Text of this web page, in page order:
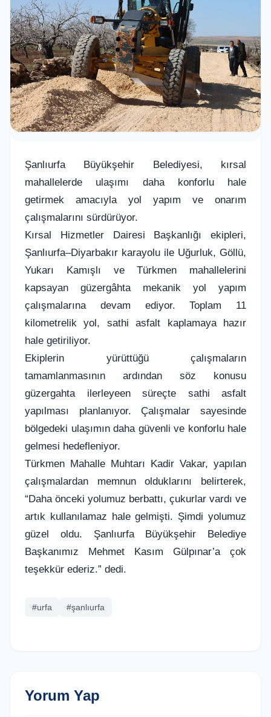
Şanlıurfa Büyükşehir Belediyesi, kırsal
mahallelerde ulaşımı daha konforlu hale
getirmek amacıyla yol yapım ve onarım
çalışmalarını sürdürüyor.
Kırsal Hizmetler Dairesi Başkanlığı ekipleri,
Şanlıurfa–Diyarbakır karayolu ile Uğurluk, Göllü,
Yukarı Kamışlı ve Türkmen mahallelerini
kapsayan güzergâhta mekanik yol yapım
çalışmalarına devam ediyor. Toplam 11
kilometrelik yol, sathi asfalt kaplamaya hazır
hale getiriliyor.
Ekiplerin yürüttüğü çalışmaların
tamamlanmasının ardından söz konusu
güzergahta ilerleyeen süreçte sathi asfalt
yapılması planlanıyor. Çalışmalar sayesinde
bölgedeki ulaşımın daha güvenli ve konforlu hale
gelmesi hedefleniyor.
Türkmen Mahalle Muhtarı Kadir Vakar, yapılan
çalışmalardan memnun olduklarını belirterek,
“Daha önceki yolumuz berbattı, çukurlar vardı ve
artık kullanılamaz hale gelmişti. Şimdi yolumuz
güzel oldu. Şanlıurfa Büyükşehir Belediye
Başkanımız Mehmet Kasım Gülpınar’a çok
teşekkür ederiz.” dedi.
#urfa #şanlıurfa
Yorum Yap